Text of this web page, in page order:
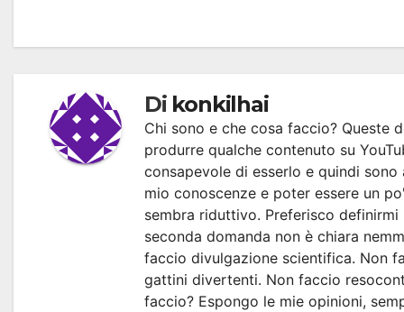
Di konkilhai
Chi sono e che cosa faccio? Queste
produrre qualche contenuto su
consapevole di esserlo e quindi
mio conoscenze e poter essere un
sembra riduttivo. Preferisco
seconda domanda non è chiara
faccio divulgazione scientifica. Non
gattini divertenti. Non faccio
faccio? Espongo le mie opinioni,